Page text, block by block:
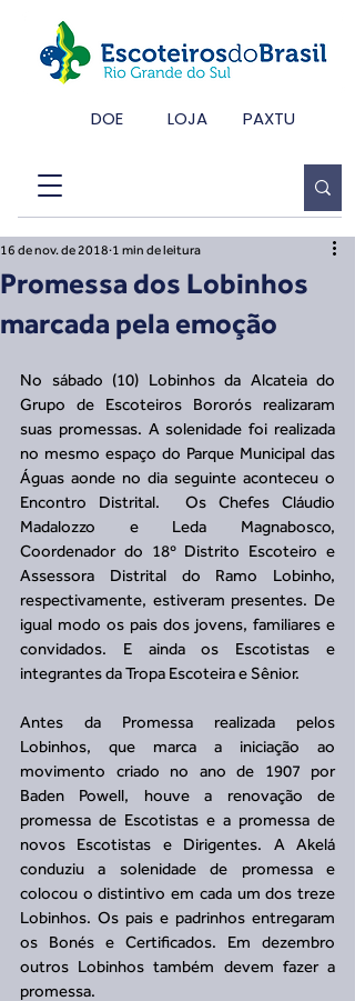
DOE LOJA PAXTU
Promessa dos Lobinhos
marcada pela emoção
16 de nov. de 2018 1 min de leitura
No sábado (10) Lobinhos da Alcateia do
Grupo de Escoteiros Bororós realizaram
suas promessas. A solenidade foi realizada
no mesmo espaço do Parque Municipal das
Águas aonde no dia seguinte aconteceu o
Encontro Distrital.  Os Chefes Cláudio
Madalozzo e Leda Magnabosco,
Coordenador do 18º Distrito Escoteiro e
Assessora Distrital do Ramo Lobinho,
respectivamente, estiveram presentes. De
igual modo os pais dos jovens, familiares e
convidados. E ainda os Escotistas e
integrantes da Tropa Escoteira e Sênior.
Antes da Promessa realizada pelos
Lobinhos, que marca a iniciação ao
movimento criado no ano de 1907 por
Baden Powell, houve a renovação de
promessa de Escotistas e a promessa de
novos Escotistas e Dirigentes. A Akelá
conduziu a solenidade de promessa e
colocou o distintivo em cada um dos treze
Lobinhos. Os pais e padrinhos entregaram
os Bonés e Certificados. Em dezembro
outros Lobinhos também devem fazer a
promessa.